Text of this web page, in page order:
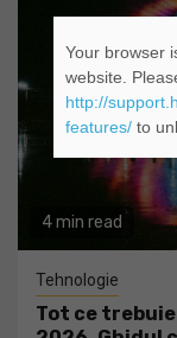
4 min read
Tehnologie
Tot ce
Your browser
website.
http://
features/to